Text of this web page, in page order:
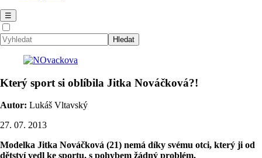
☰
Který sport si oblíbila Jitka Nováčková?!
Autor: Lukáš Vltavský
27. 07. 2013
Modelka Jitka Nováčková (21) nemá díky svému otci, který ji od
dětství vedl ke sportu, s pohybem žádný problém.